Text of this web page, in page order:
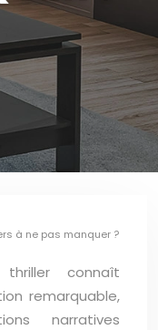
à ne pas manquer ?
connaît
remarquable,
narratives